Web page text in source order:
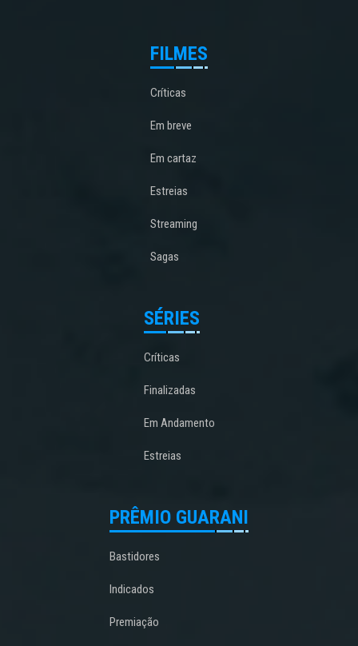
FILMES
Críticas
Em breve
Em cartaz
Estreias
Streaming
Sagas
SÉRIES
Críticas
Finalizadas
Em Andamento
Estreias
PRÊMIO GUARANI
Bastidores
Indicados
Premiação